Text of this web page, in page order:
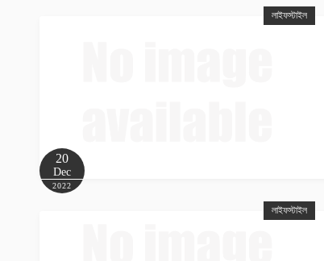
লাইফস্টাইল
20
Dec
2022
লাইফস্টাইল